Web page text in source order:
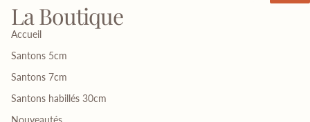
La Boutique
Accueil
Santons 5cm
Santons 7cm
Santons habillés 30cm